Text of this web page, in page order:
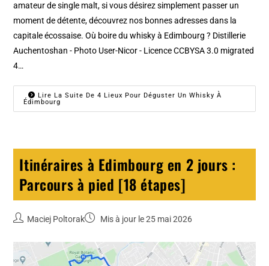
amateur de single malt, si vous désirez simplement passer un
moment de détente, découvrez nos bonnes adresses dans la
capitale écossaise. Où boire du whisky à Edimbourg ? Distillerie
Auchentoshan - Photo User-Nicor - Licence CCBYSA 3.0 migrated
4…
Lire La Suite De 4 Lieux Pour Déguster Un Whisky À
Édimbourg
Itinéraires à Edimbourg en 2 jours :
Parcours à pied [18 étapes]
Maciej Poltorak Mis à jour le 25 mai 2026